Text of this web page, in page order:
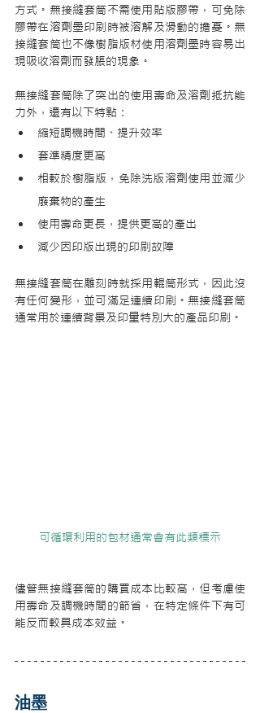
方式。無接縫套筒不需使用貼版膠帶，可免除
膠帶在溶劑墨印刷時被溶解及滑動的擔憂。無
接縫套筒也不像樹脂版材使用溶劑墨時容易出
現吸收溶劑而發脹的現象。
無接縫套筒除了突出的使用壽命及溶劑抵抗能
力外，還有以下特點：
縮短調機時間、提升效率
套準精度更高
相較於樹脂版，免除洗版溶劑使用並減少
廢棄物的產生
使用壽命更長，提供更高的產出
減少因印版出現的印刷故障
無接縫套筒在雕刻時就採用輥筒形式，因此沒
有任何變形，並可滿足連續印刷。無接縫套筒
通常用於連續背景及印量特別大的產品印刷。
可循環利用的包材通常會有此類標示
儘管無接縫套筒的購買成本比較高，但考慮使
用壽命及調機時間的節省，在特定條件下有可
能反而較具成本效益。
油墨